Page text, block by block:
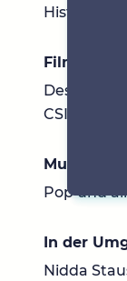
Filme &
Desperate
CSI Las
Musik
Pop und
In der
Nidda